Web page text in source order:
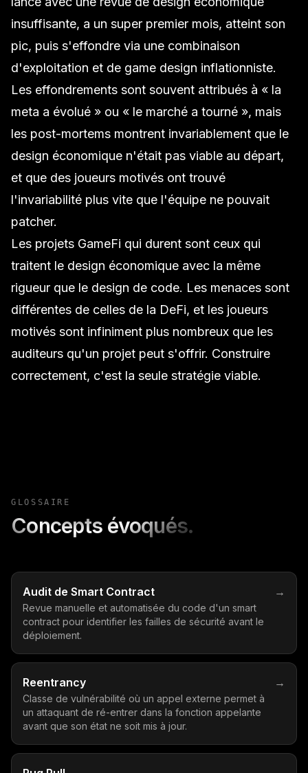
insuffisante, a un super premier mois, atteint son
pic, puis s'effondre via une combinaison
d'exploitation et de game design inflationniste.
Les effondrements sont souvent attribués à « la
meta a évolué » ou « le marché a tourné », mais
les post-mortems montrent invariablement que le
design économique n'était pas viable au départ,
et que des joueurs motivés ont trouvé
l'invariabilité plus vite que l'équipe ne pouvait
patcher.
Les projets GameFi qui durent sont ceux qui
traitent le design économique avec la même
rigueur que le design de code. Les menaces sont
différentes de celles de la DeFi, et les joueurs
motivés sont infiniment plus nombreux que les
auditeurs qu'un projet peut s'offrir. Construire
correctement, c'est la seule stratégie viable.
GLOSSAIRE
Concepts évoqués.
Audit de Smart Contract
Revue manuelle et automatisée du code d'un smart
contract pour identifier les failles de sécurité avant le
déploiement.
→
Reentrancy
Classe de vulnérabilité où un appel externe permet à
un attaquant de ré-entrer dans la fonction appelante
avant que son état ne soit mis à jour.
→